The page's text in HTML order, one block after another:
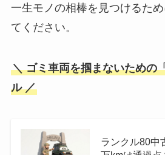
一生モノの相棒を見つけるた
てください。
＼ ゴミ車両を掴まないための
ル ／
ランクル80中